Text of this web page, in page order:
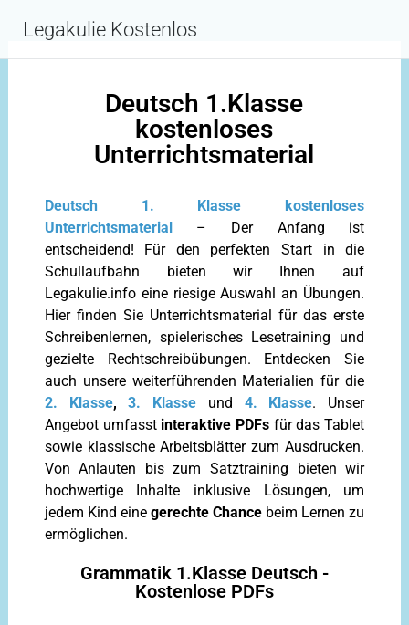
springen
Legakulie Kostenlos
Deutsch 1.Klasse
kostenloses
Unterrichtsmaterial
Deutsch 1. Klasse kostenloses
Unterrichtsmaterial– Der Anfang ist
entscheidend! Für den perfekten Start in die
Schullaufbahn bieten wir Ihnen auf
Legakulie.info eine riesige Auswahl an Übungen.
Hier finden Sie Unterrichtsmaterial für das erste
Schreibenlernen, spielerisches Lesetraining und
gezielte Rechtschreibübungen. Entdecken Sie
auch unsere weiterführenden Materialien für die
2. Klasse,3. Klasse und 4. Klasse. Unser
Angebot umfasst interaktive PDFs für das Tablet
sowie klassische Arbeitsblätter zum Ausdrucken.
Von Anlauten bis zum Satztraining bieten wir
hochwertige Inhalte inklusive Lösungen, um
jedem Kind eine gerechte Chance beim Lernen zu
ermöglichen.
Grammatik 1.Klasse Deutsch -
Kostenlose PDFs